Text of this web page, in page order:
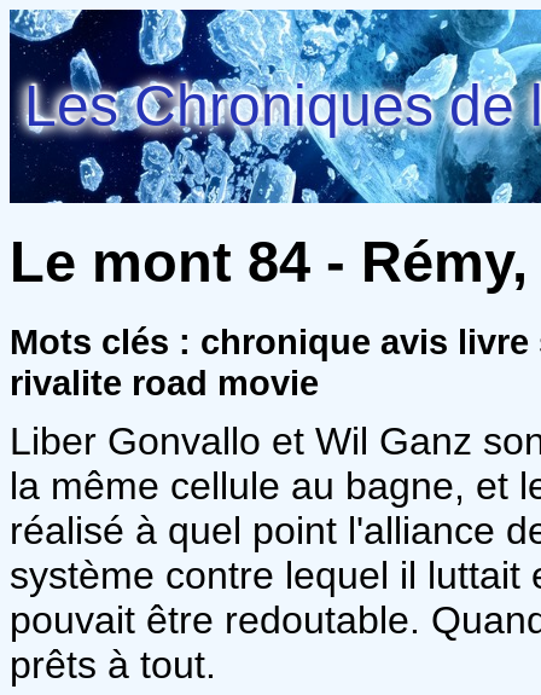
Les Chroniques de
Le mont 84 -
Mots clés : chronique avis
rivalite road movie
Liber Gonvallo et Wil Ganz
la même cellule au bagne, et
réalisé à quel point l'alliance
système contre lequel il
pouvait être redoutable.
prêts à tout.